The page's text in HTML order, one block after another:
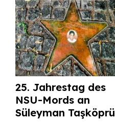
25. Jahrestag des
NSU-Mords an
Süleyman Taşköprü